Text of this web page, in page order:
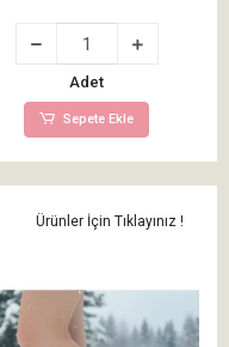
Adet
Sepete Ekle
Ürünler İçin Tıklayınız !